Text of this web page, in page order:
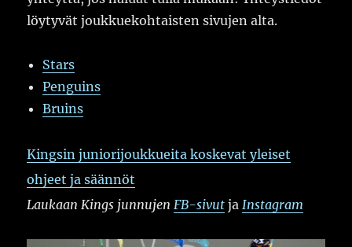
löytyvät joukkuekohtaisten sivujen alta.
Stars
Penguins
Bruins
Kingsin juniorijoukkueita koskevat yleiset
ohjeet ja säännöt
Laukaan Kings junnujenFB-sivut jaInstagram